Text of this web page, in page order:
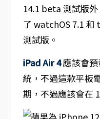
14.1 beta 測試版
了 watchOS 7.1 和
測試版。
iPad Air 4應該會預
統，不過這款平板
期，不過應該會在